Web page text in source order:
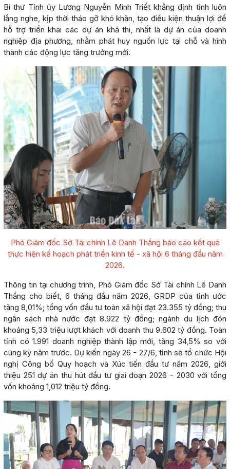
Bí thư Tỉnh ủy Lương Nguyễn Minh Triết khẳng định tỉnh luôn
lắng nghe, kịp thời tháo gỡ khó khăn, tạo điều kiện thuận lợi để
hỗ trợ triển khai các dự án khả thi, nhất là dự án của doanh
nghiệp địa phương, nhằm phát huy nguồn lực tại chỗ và hình
thành các động lực tăng trưởng mới.
Phó Giám đốc Sở Tài chính Lê Danh Thắng báo cáo kết quả
thực hiện kế hoạch phát triển kinh tế - xã hội 6 tháng đầu năm
2026.
Thông tin tại chương trình, Phó Giám đốc Sở Tài chính Lê Danh
Thắng cho biết, 6 tháng đầu năm 2026, GRDP của tỉnh ước
tăng 8,01%; tổng vốn đầu tư toàn xã hội đạt 23.355 tỷ đồng; thu
ngân sách nhà nước đạt 8.922 tỷ đồng; ngành du lịch đón
khoảng 5,33 triệu lượt khách với doanh thu 9.602 tỷ đồng. Toàn
tỉnh có 1.991 doanh nghiệp thành lập mới, tăng 34,5% so với
cùng kỳ năm trước. Dự kiến ngày 26 - 27/6, tỉnh sẽ tổ chức Hội
nghị Công bố Quy hoạch và Xúc tiến đầu tư năm 2026, giới
thiệu 251 dự án thu hút đầu tư giai đoạn 2026 - 2030 với tổng
vốn khoảng 1,012 triệu tỷ đồng.